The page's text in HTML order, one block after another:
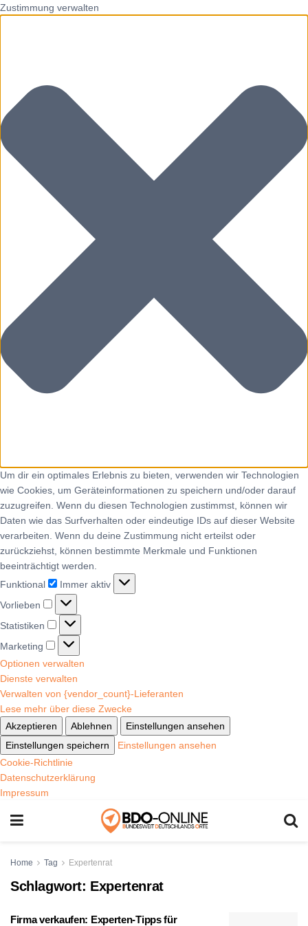
Zustimmung verwalten
Um dir ein optimales Erlebnis zu bieten, verwenden wir Technologien
wie Cookies, um Geräteinformationen zu speichern und/oder darauf
zuzugreifen. Wenn du diesen Technologien zustimmst, können wir
Daten wie das Surfverhalten oder eindeutige IDs auf dieser Website
verarbeiten. Wenn du deine Zustimmung nicht erteilst oder
zurückziehst, können bestimmte Merkmale und Funktionen
beeinträchtigt werden.
Funktional
Immer aktiv
Vorlieben
Statistiken
Marketing
Optionen verwalten
Dienste verwalten
Verwalten von {vendor_count}-Lieferanten
Lese mehr über diese Zwecke
Akzeptieren
Ablehnen
Einstellungen ansehen
Einstellungen speichern
Einstellungen ansehen
Cookie-Richtlinie
Datenschutzerklärung
Impressum
Home Tag Expertenrat
Schlagwort: Expertenrat
Firma verkaufen: Experten-Tipps für